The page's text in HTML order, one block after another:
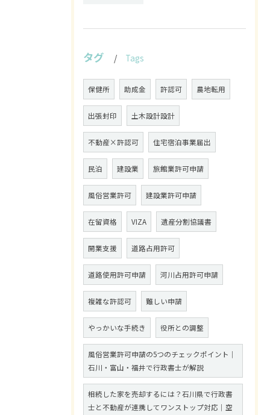
タグ Tags
保健所 助成金 許認可 農地転用
出張封印 土木設計設計
不動産×許認可 住宅宿泊事業届出
民泊 建設業 旅館業許可申請
風俗営業許可 建設業許可申請
在留資格 VIZA 遺産分割協議書
開業支援 道路占用許可
道路使用許可申請 河川占用許可申請
複雑な許認可 難しい申請
やっかいな手続き 役所との調整
風俗営業許可申請の5つのチェックポイント｜
石川・富山・福井で行政書士が解説
相続した家を売却するには？石川県で行政書
士と不動産が連携してワンストップ対応｜空